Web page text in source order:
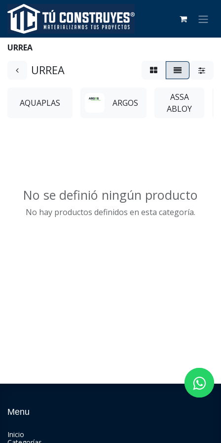
URREA
URREA
AQUAPLAS ARGOS
ASSA
ABLOY
No se definió ningún producto
No hay productos definidos en esta categoría.
Menu
Inicio